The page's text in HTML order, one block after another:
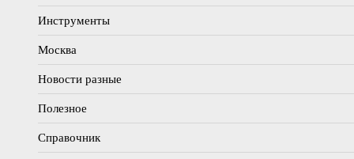
Инструменты
Москва
Новости разные
Полезное
Справочник